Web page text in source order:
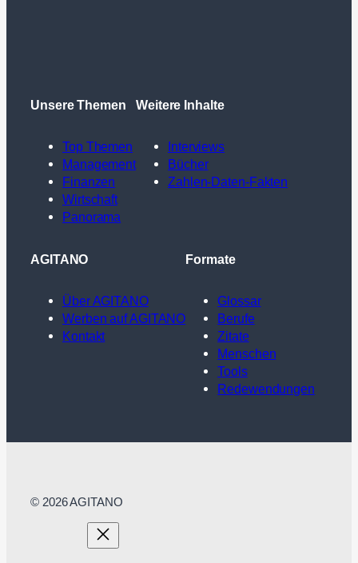
Unsere Themen
Top Themen
Management
Finanzen
Wirtschaft
Panorama
Weitere Inhalte
Interviews
Bücher
Zahlen-Daten-Fakten
AGITANO
Über AGITANO
Werben auf AGITANO
Kontakt
Formate
Glossar
Berufe
Zitate
Menschen
Tools
Redewendungen
© 2026 AGITANO